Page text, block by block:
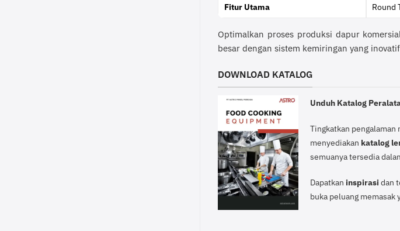
Fitur Utama Round
Optimalkan proses produksi dapur
besar dengan sistem kemiringan yang
DOWNLOAD KATALOG
Unduh Katalog
Tingkatkan pengalaman
menyediakan katalog
semuanya tersedia
Dapatkan inspirasidan
buka peluang memasak